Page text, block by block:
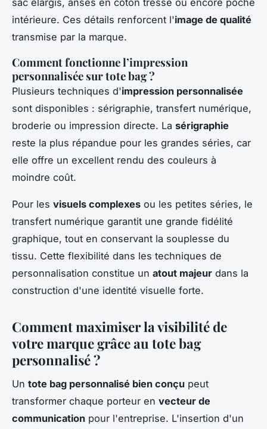
intérieure. Ces détails renforcent l'image de qualité
transmise par la marque.
Comment fonctionne l’impression
personnalisée sur tote bag ?
Plusieurs techniques d'impression personnalisée
sont disponibles : sérigraphie, transfert numérique,
broderie ou impression directe. La sérigraphie
reste la plus répandue pour les grandes séries, car
elle offre un excellent rendu des couleurs à
moindre coût.
Pour les visuels complexes ou les petites séries, le
transfert numérique garantit une grande fidélité
graphique, tout en conservant la souplesse du
tissu. Cette flexibilité dans les techniques de
personnalisation constitue un atout majeur dans la
construction d'une identité visuelle forte.
Comment maximiser la visibilité de
votre marque grâce au tote bag
personnalisé ?
Un tote bag personnalisé bien conçu peut
transformer chaque porteur en vecteur de
communication pour l'entreprise. L'insertion d'un